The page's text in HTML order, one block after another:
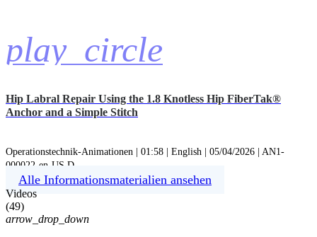
play_circle
Hip Labral Repair Using the 1.8 Knotless Hip FiberTak®
Anchor and a Simple Stitch
Operationstechnik-Animationen | 01:58 | English | 05/04/2026 | AN1-
000022-en-US D
Alle Informationsmaterialien ansehen
Videos
(49)
arrow_drop_down